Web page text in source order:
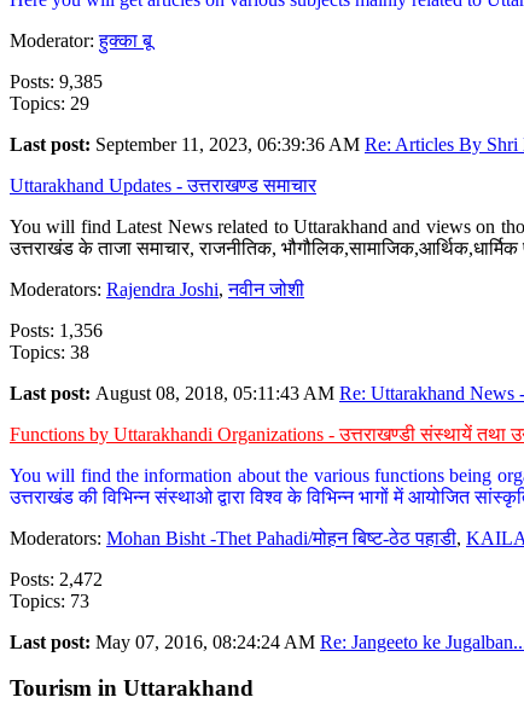
Moderator:हुक्का बू
Posts: 9,385
Topics: 29
Last post: September 11, 2023, 06:39:36 AM Re: Articles By Shri
Uttarakhand Updates - उत्तराखण्ड समाचार
You will find Latest News related to Uttarakhand and views on
उत्तराखंड के ताजा समाचार, राजनीतिक,
Moderators: Rajendra Joshi,नवीन जोशी
Posts: 1,356
Topics: 38
Last post: August 08, 2018, 05:11:43 AM Re: Uttarakhand News
Functions by Uttarakhandi Organizations - उत्तराखण्डी संस्थायें तथा
You will find the information about the various functions being
उत्तराखंड की विभिन्न संस्थाओ द्वारा विश्व के विभिन्न भागों में आयोजित
Moderators: Mohan Bisht -Thet Pahadi/मोहन बिष्ट-ठेठ पहाडी,
Posts: 2,472
Topics: 73
Last post: May 07, 2016, 08:24:24 AM Re: Jangeeto ke
Tourism in Uttarakhand